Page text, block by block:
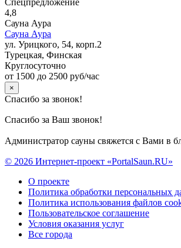
4,8
Сауна Аура
Сауна Аура
ул. Урицкого, 54, корп.2
Турецкая, Финская
Круглосуточно
от 1500 до 2500 руб/час
×
Спасибо за звонок!
Спасибо за Ваш звонок!
Администратор сауны свяжется с Вами в
© 2026 Интернет-проект «PortalSaun.RU»
О проекте
Политика обработки персональных
Политика использования файлов
Пользовательское соглашение
Условия оказания услуг
Все города